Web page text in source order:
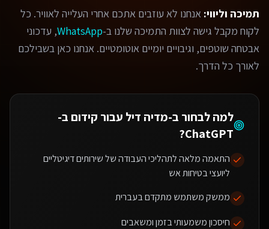
תמיכה וליווי: אנחנו לא עוזבים אתכם אחרי העלייה לאוויר. כל
לקוח מקבל גישה לצוות התמיכה שלנו ב-WhatsApp, עדכוני
אבטחה שוטפים, וגיבויים יומיים אוטומטיים. אנחנו כאן בשבילכם
לאורך כל הדרך.
למה לבחור ב-מדיה דיל עבור קידום ב-
ChatGPT
?
התאמה מלאה לתהליכי העבודה של שירותים דיגיטליים
ליועצי בטיחות אש
ממשק משתמש מתקדם בעברית
חיסכון משמעותי בזמן ומשאבים